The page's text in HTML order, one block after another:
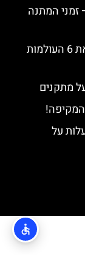
זמני המתנה
המתחמים של פורט אוונטורה – הכירו את 6 העולמות
מתקנים
על